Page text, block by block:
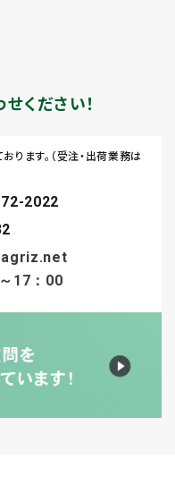
ください！
2022
17：00
ります。（受注・出荷業務は